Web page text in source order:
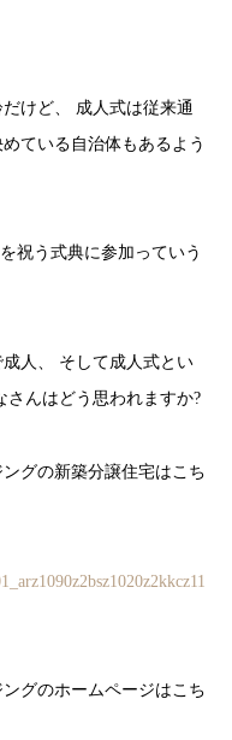
けど、 成人式は従来通
ている自治体もあるよう
祝う式典に参加っていう
人、 そして成人式とい
さんはどう思われますか?
グの新築分譲住宅はこち
グのホームページはこち